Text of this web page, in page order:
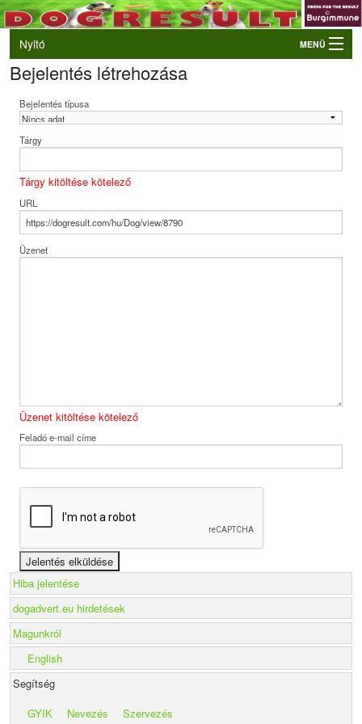
Nyitó MENÜ
Belépés
VB és EO válogatók
Élő eredmények
Rendezvények
Kutyák
Tulajdonosok/Felvezetők
Bejelentés létrehozása
Bejelentés típusa
Tárgy
Tárgy kitöltése kötelező
URL
Üzenet
Üzenet kitöltése kötelező
Feladó e-mail címe
Hiba jelentése
dogadvert.eu hirdetések
Magunkról
English
Segítség
GYIK
Nevezés Szervezés